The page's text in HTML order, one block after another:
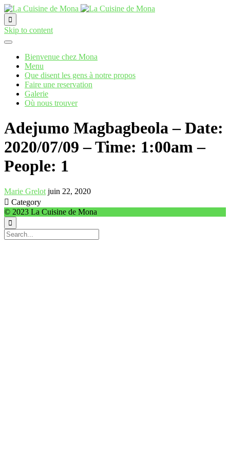

Skip to content
Bienvenue chez Mona
Menu
Que disent les gens à notre propos
Faire une reservation
Galerie
Où nous trouver
Adejumo Magbagbeola – Date:
2020/07/09 – Time: 1:00am –
People: 1
Marie Grelot juin 22, 2020
 Category
© 2023 La Cuisine de Mona
